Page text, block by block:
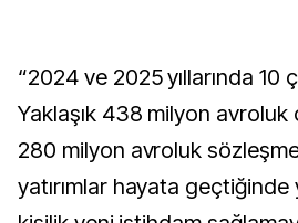
“2024 ve 2025 yıllarında 10
Yaklaşık 438 milyon avroluk
280 milyon avroluk
yatırımlar hayata geçtiğinde